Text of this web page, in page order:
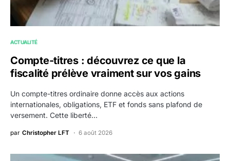
ACTUALITÉ
Compte-titres : découvrez ce que la
fiscalité prélève vraiment sur vos gains
Un compte-titres ordinaire donne accès aux actions
internationales, obligations, ETF et fonds sans plafond de
versement. Cette liberté…
par Christopher LFT 6 août 2026